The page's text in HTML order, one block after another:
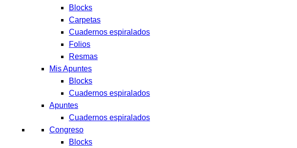
Blocks
Carpetas
Cuadernos espiralados
Folios
Resmas
Mis Apuntes
Blocks
Cuadernos espiralados
Apuntes
Cuadernos espiralados
Congreso
Blocks